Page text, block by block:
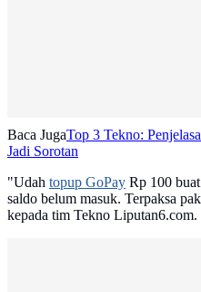
Baca JugaTop 3 Tekno:
Jadi Sorotan
"Udah topup GoPay Rp 100
saldo belum masuk. Terpaksa
kepada tim Tekno Liputan6.com.